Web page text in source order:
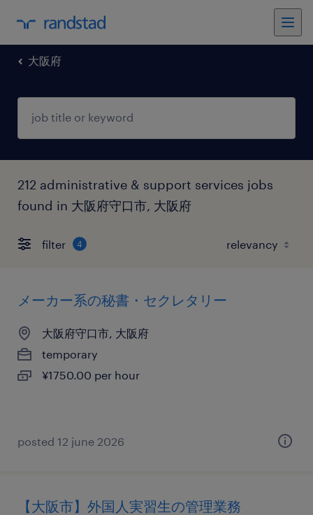
大阪府
212 administrative & support services jobs
found in 大阪府守口市, 大阪府
filter 4
メーカー系の秘書・セクレタリー
大阪府守口市, 大阪府
temporary
¥1750.00 per hour
posted 12 june 2026
【大阪市】外国人実習生の管理業務